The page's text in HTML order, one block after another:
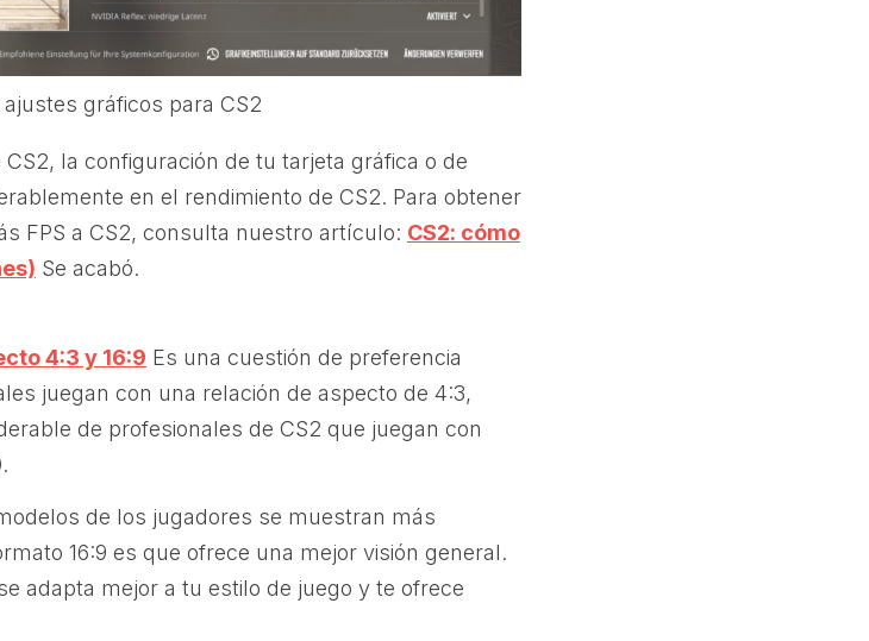
gráficos para CS2
la configuración de tu tarjeta gráfica o de
en el rendimiento de CS2. Para obtener
FPS a CS2, consulta nuestro artículo: CS2: cómo
Se acabó.
4:3 y 16:9 Es una cuestión de preferencia
juegan con una relación de aspecto de 4:3,
de profesionales de CS2 que juegan con
de los jugadores se muestran más
16:9 es que ofrece una mejor visión general.
adapta mejor a tu estilo de juego y te ofrece